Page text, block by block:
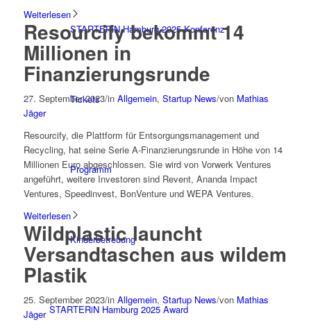
STARTERiN Hamburg 2025 Konferenz
Tickets
Programm
Kinderbetreuung
STARTERiN Hamburg 2025 Award
Weiterlesen
Resourcify bekommt 14
Millionen in
Finanzierungsrunde
27. September 2023/in Allgemein, Startup News/von Mathias
Jäger
Resourcify, die Plattform für Entsorgungsmanagement und
Recycling, hat seine Serie A-Finanzierungsrunde in Höhe von 14
Millionen Euro abgeschlossen. Sie wird von Vorwerk Ventures
angeführt, weitere Investoren sind Revent, Ananda Impact
Ventures, Speedinvest, BonVenture und WEPA Ventures.
Weiterlesen
Wildplastic launcht
Versandtaschen aus wildem
Plastik
25. September 2023/in Allgemein, Startup News/von Mathias
Jäger